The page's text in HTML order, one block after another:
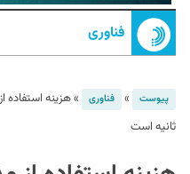
فناوری
پیوست » فناوری »
ثانیه است